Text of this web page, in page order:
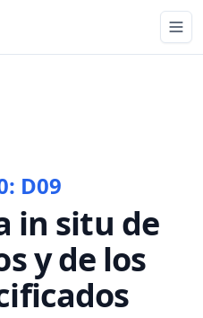
D09
in situ de
y de los